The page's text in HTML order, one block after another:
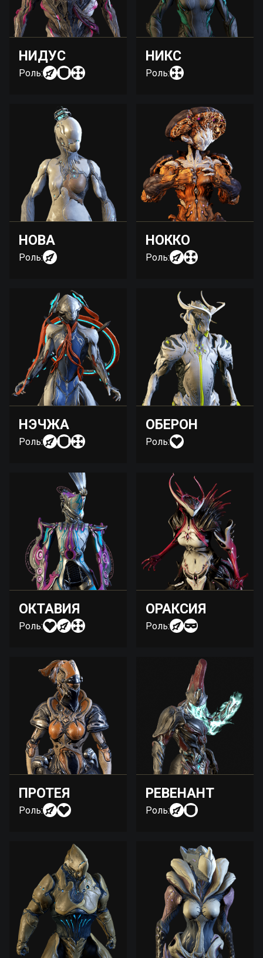
НИДУС
Роль:
НИКС
Роль:
НОВА
Роль:
НОККО
Роль:
НЭЧЖА
Роль:
ОБЕРОН
Роль:
ОКТАВИЯ
Роль:
ОРАКСИЯ
Роль:
ПРОТЕЯ
Роль:
РЕВЕНАНТ
Роль: